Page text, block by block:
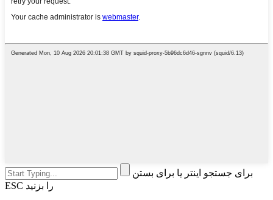
برای جستجو اینتر یا برای بستن
ESC را بزنید